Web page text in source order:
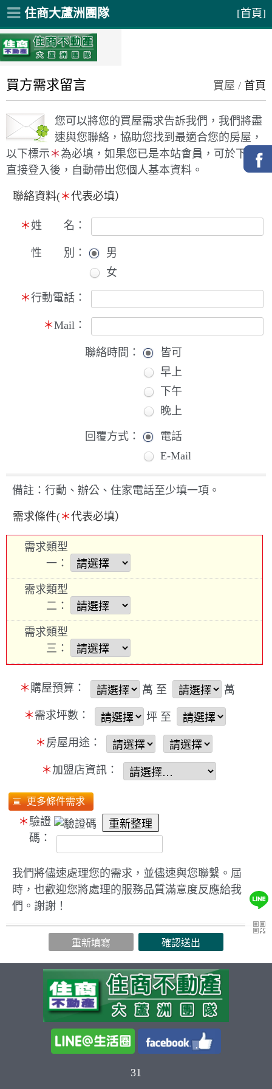
買方需求留言 買屋 / 首頁
您可以將您的買屋需求告訴我們，我們將盡
速與您聯絡，協助您找到最適合您的房屋，
以下標示 ＊為必填，如果您已是本站會員，可於下方
直接登入後，自動帶出您個人基本資料。
聯絡資料(＊代表必填）
＊姓 名：
性 別：
男
女
＊行動電話：
＊Mail：
聯絡時間：
皆可
早上
下午
晚上
回覆方式：
電話
E-Mail
備註：行動、辦公、住家電話至少填一項。
需求條件(＊代表必填）
需求類型
一：
需求類型
二：
需求類型
三：
＊ 購屋預算： 萬 至 萬
＊ 需求坪數： 坪 至
＊ 房屋用途：
＊ 加盟店資訊：
＊ 驗證
碼：
我們將儘速處理您的需求，並儘速與您聯繫。屆
時，也歡迎您將處理的服務品質滿意度反應給我
們。謝謝！
31
住商大蘆洲團隊 [首頁]